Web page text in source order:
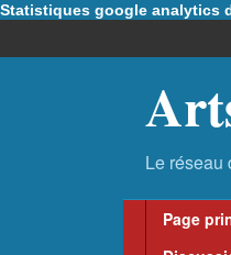
Statistiques google analytics
Page